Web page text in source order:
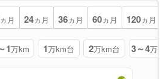
ヵ月 24ヵ月 36ヵ月 60ヵ月 120ヵ月
1万km 1万km台 2万km台 3～4万